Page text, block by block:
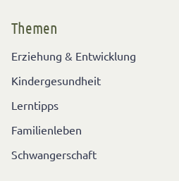
Themen
Erziehung & Entwicklung
Kindergesundheit
Lerntipps
Familienleben
Schwangerschaft